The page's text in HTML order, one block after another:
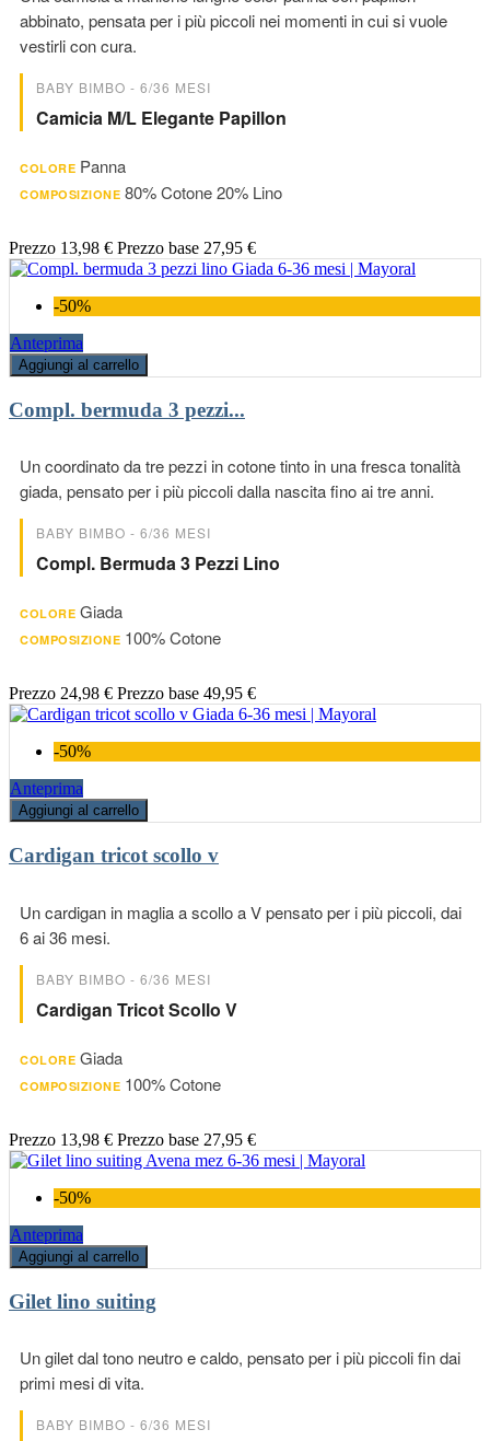
abbinato, pensata per i più piccoli nei momenti in cui si vuole
vestirli con cura.
BABY BIMBO - 6/36 MESI
Camicia M/l Elegante Papillon
COLORE Panna
COMPOSIZIONE 80% Cotone 20% Lino
Prezzo 13,98 € Prezzo base 27,95 €
-50%
Anteprima
Aggiungi al carrello
Compl. bermuda 3 pezzi...
Un coordinato da tre pezzi in cotone tinto in una fresca tonalità
giada, pensato per i più piccoli dalla nascita fino ai tre anni.
BABY BIMBO - 6/36 MESI
Compl. Bermuda 3 Pezzi Lino
COLORE Giada
COMPOSIZIONE 100% Cotone
Prezzo 24,98 € Prezzo base 49,95 €
-50%
Anteprima
Aggiungi al carrello
Cardigan tricot scollo v
Un cardigan in maglia a scollo a V pensato per i più piccoli, dai
6 ai 36 mesi.
BABY BIMBO - 6/36 MESI
Cardigan Tricot Scollo V
COLORE Giada
COMPOSIZIONE 100% Cotone
Prezzo 13,98 € Prezzo base 27,95 €
-50%
Anteprima
Aggiungi al carrello
Gilet lino suiting
Un gilet dal tono neutro e caldo, pensato per i più piccoli fin dai
primi mesi di vita.
BABY BIMBO - 6/36 MESI